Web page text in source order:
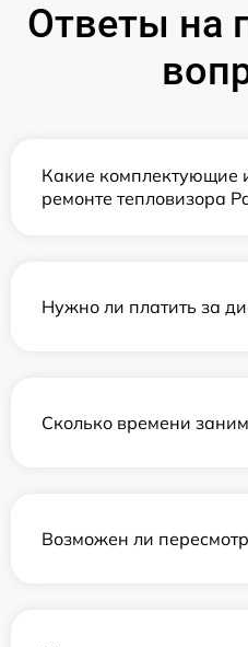
Ответы на
Какие комплектующие
ремонте тепловизора
Нужно ли платить за
Сколько времени
Возможен ли